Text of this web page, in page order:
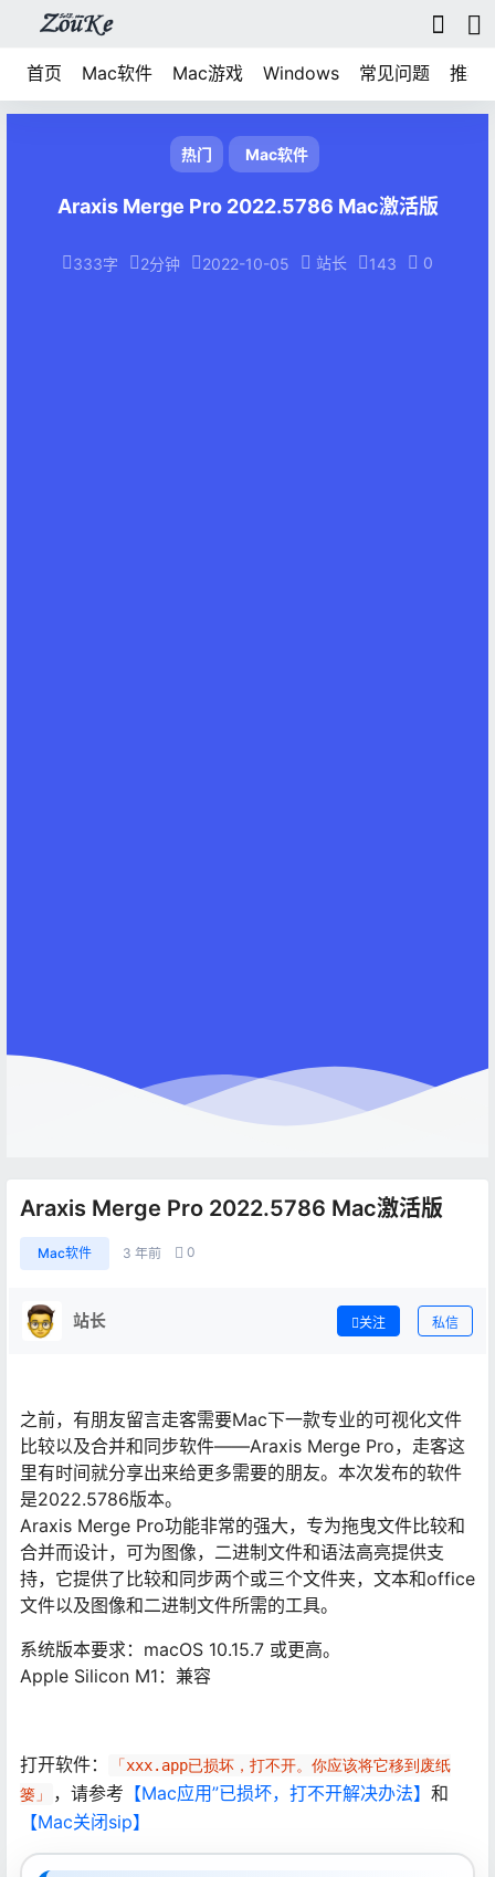
首页 Mac软件 Mac游戏 Windows 常见问题 推荐
热门 Mac软件
Araxis Merge Pro 2022.5786 Mac激活版
333字 2分钟 2022-10-05 站长 143 0
Araxis Merge Pro 2022.5786 Mac激活版
Mac软件 3 年前 0
站长 关注 私信
之前，有朋友留言走客需要Mac下一款专业的可视化文件
比较以及合并和同步软件——Araxis Merge Pro，走客这
里有时间就分享出来给更多需要的朋友。本次发布的软件
是2022.5786版本。
Araxis Merge Pro功能非常的强大，专为拖曳文件比较和
合并而设计，可为图像，二进制文件和语法高亮提供支
持，它提供了比较和同步两个或三个文件夹，文本和office
文件以及图像和二进制文件所需的工具。
系统版本要求：macOS 10.15.7 或更高。
Apple Silicon M1：兼容
打开软件：
「xxx.app已损坏，打不开。你应该将它移到废纸
篓」
，请参考 【Mac应用”已损坏，打不开解决办法】 和
【Mac关闭sip】